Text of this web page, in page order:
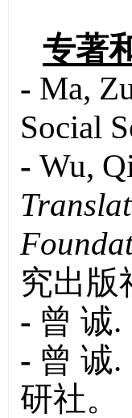
专著
- Ma,
Social
- Wu,
究出版
- 曾 诚
- 曾 诚
研社。